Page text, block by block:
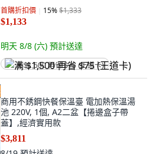
首購折扣價 15%$1,333
$1,133
明天 8/8 (六) 預計送達
满 $1,500 再省 $75 (王道卡)
商用不銹鋼快餐保溫臺 電加熱保溫湯
池 220V, 1個, A2二盆【捲邊盒子帶
蓋】,經濟實用款
$3,811